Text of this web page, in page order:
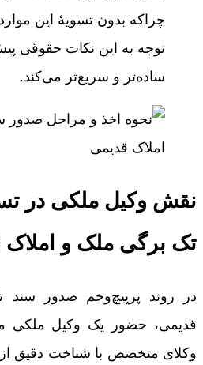
چراکه بدون تسویۀ این
توجه به این نکات حقوقی
ساده‌تر و سریع‌تر می‌کند.
نقش وکیل ملکی در
تک برگی ملک و
در روند پرپیچ‌وخم صدور
قدیمی، حضور یک وکیل ملکی
وکلای متخصص با شناخت دقیق